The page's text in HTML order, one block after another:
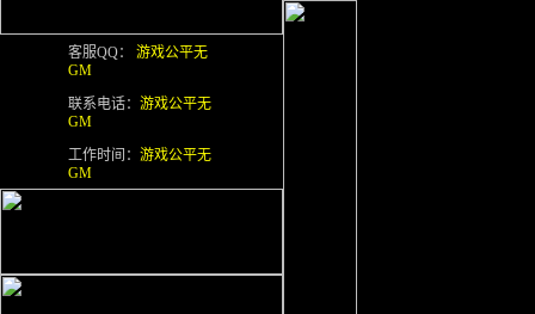
客服QQ：
游戏公平无
GM
联系电话： 游戏公平无
GM
工作时间： 游戏公平无
GM